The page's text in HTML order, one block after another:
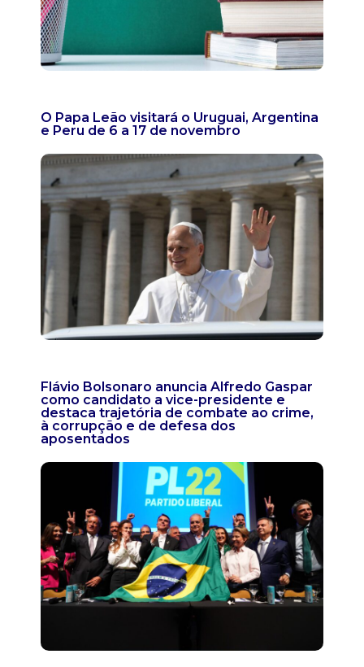
O Papa Leão visitará o Uruguai, Argentina
e Peru de 6 a 17 de novembro
Flávio Bolsonaro anuncia Alfredo Gaspar
como candidato a vice-presidente e
destaca trajetória de combate ao crime,
à corrupção e de defesa dos
aposentados